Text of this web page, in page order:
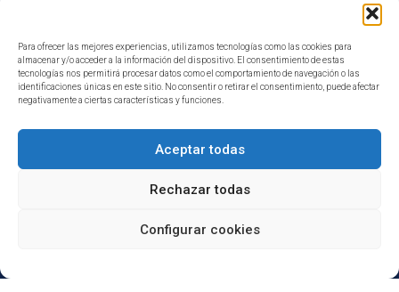
Para ofrecer las mejores experiencias, utilizamos tecnologías como las cookies para
almacenar y/o acceder a la información del dispositivo. El consentimiento de estas
tecnologías nos permitirá procesar datos como el comportamiento de navegación o las
identificaciones únicas en este sitio. No consentir o retirar el consentimiento, puede afectar
negativamente a ciertas características y funciones.
Aceptar todas
Rechazar todas
Configurar cookies
¿Tienes alguna duda?